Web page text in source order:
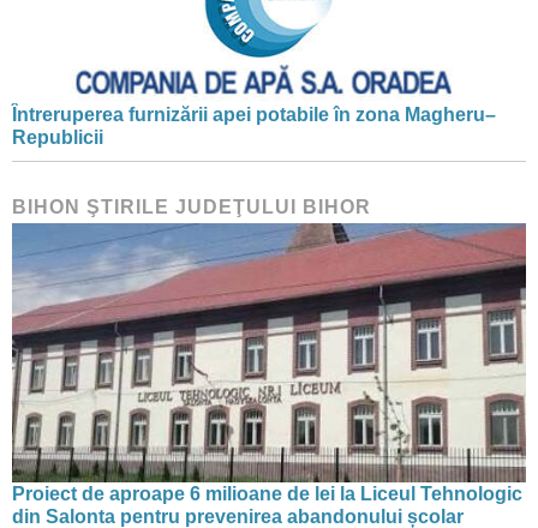
Întreruperea furnizării apei potabile în zona Magheru–
Republicii
BIHON ŞTIRILE JUDEŢULUI BIHOR
Proiect de aproape 6 milioane de lei la Liceul Tehnologic
din Salonta pentru prevenirea abandonului școlar